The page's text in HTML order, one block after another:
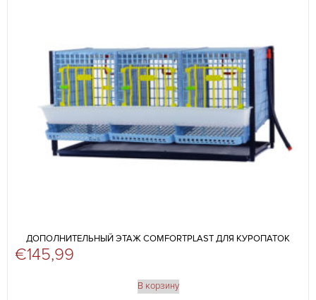
ДОПОЛНИТЕЛЬНЫЙ ЭТАЖ COMFORTPLAST ДЛЯ КУРОПАТОК
€145,99
В корзину